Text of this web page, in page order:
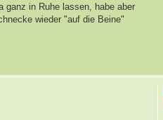
ganz in Ruhe lassen, habe aber
wieder "auf die Beine"